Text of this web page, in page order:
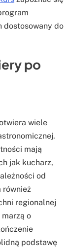
dostosowany do
po
wiele
mają
jak kucharz,
od
również
regionalnej
o
podstawę